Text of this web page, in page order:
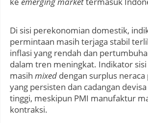
Di sisi perekonomian domestik,
permintaan masih terjaga stabil
inflasi yang rendah dan
dalam tren meningkat. Indikator
masih mixed dengan surplus neraca
yang persisten dan cadangan
tinggi, meskipun PMI manufaktur
kontraksi.